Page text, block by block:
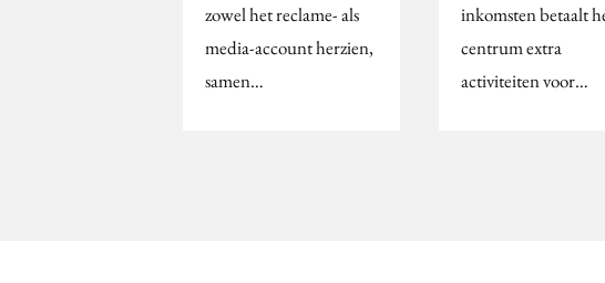
zowel het reclame- als
media-account herzien,
samen…
inkomsten betaalt
centrum extra
activiteiten voor…